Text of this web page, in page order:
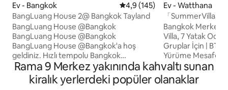
Ev - Bangkok 5 üzerinden ortalama 4,9
4,9 (145)
BangLuang House 2@ Bangkok Tayland
BangLuang House @Bangkok
BangLuang House @Bangkok
BangLuang House @Bangkok'a hoş
geldiniz. Hızlı tempolu Bangkok
metropolünden kaçın ve Khlong Bang
Luang'daki yerimiz boyunca sessiz hayatı
bulun. Odada klima, buzdolabı, TV ve
Ev - Watthana
「SummerVilla3
merkezi｜Yüzme
müstakil villa｜
Asok｜
Bangkok
Villa, 7 Yatak
Gruplar İçin | BTS
Yürüme
KONUM🌟 1 ️⃣
İstasyonu'na
1,7 km içinde üç
Rama 9 Merkez yakınında kahvaltı sunan
kiralık yerlerdeki popüler olanaklar